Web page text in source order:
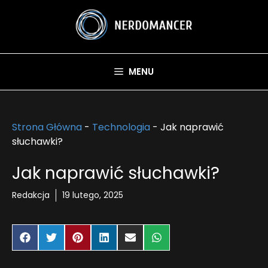
MENU
Strona Główna - Technologia - Jak naprawić
słuchawki?
Jak naprawić słuchawki?
Redakcja 19 lutego, 2025
Share
on
Share
on
Share
on
Share
on
Share
on
Share
on